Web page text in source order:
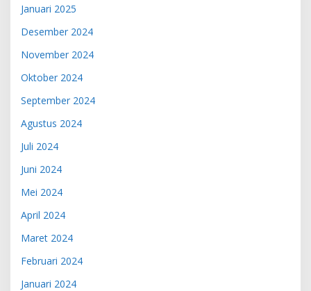
Januari 2025
Desember 2024
November 2024
Oktober 2024
September 2024
Agustus 2024
Juli 2024
Juni 2024
Mei 2024
April 2024
Maret 2024
Februari 2024
Januari 2024